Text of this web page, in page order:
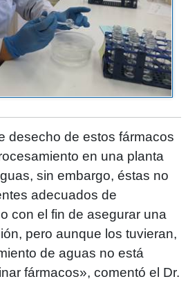
desecho de estos fármacos
en una planta
sin embargo, éstas no
adecuados de
con el fin de asegurar una
pero aunque los tuvieran,
de aguas no está
fármacos», comentó el Dr.